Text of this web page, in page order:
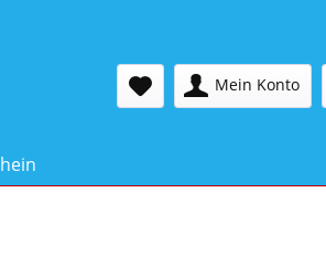
Mein Konto